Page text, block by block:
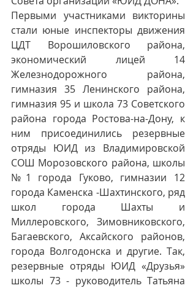
Первыми участниками викторины
стали юные инспекторы движения
ЦДТ Ворошиловского района,
экономический лицей 14
Железнодорожного района,
гимназия 35 Ленинского района,
гимназия 95 и школа 73 Советского
района города Ростова-на-Дону, к
ним присоединились резервные
отряды ЮИД из Владимировской
СОШ Морозовского района, школы
№1 города Гуково, гимназии 12
города Каменска -Шахтинского, ряд
школ города Шахты и
Миллеровского, Зимовниковского,
Багаевского, Аксайского районов,
города Волгодонска и другие. Так,
резервные отряды ЮИД «Друзья»
школы 73 - руководитель Татьяна